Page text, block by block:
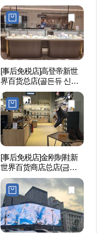
호이어 신세계백화점 본
점)
[事后免税店]高登帝新世
界百货总店(골든듀 신세
계백화점 본점)
[事后免税店]金刚制鞋新
世界百货商店总店(금강
제화 신세계백화점 본점)